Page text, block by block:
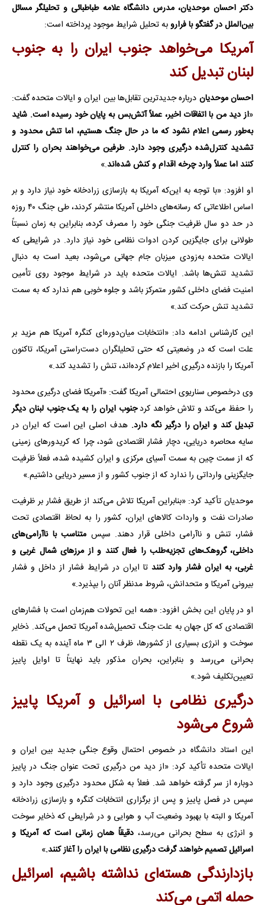
دکتر احسان موحدیان، مدرس دانشگاه علامه طباطبائی و تحلیلگر مسائل
بین‌الملل در گفتگو با فراروبه تحلیل شرایط موجود پرداخته است:
آمریکا می‌خواهد جنوب ایران را به جنوب
لبنان تبدیل کند
احسان موحدیان درباره جدیدترین تقابل‌ها بین ایران و ایالات متحده گفت:
«از دید من با اتفاقات اخیر، عملاً آتش‌بس به پایان خود رسیده است. شاید
به‌طور رسمی اعلام نشود که ما در حال جنگ هستیم، اما تنش محدود و
تشدید کنترل‌شده درگیری وجود دارد. طرفین می‌خواهند بحران را کنترل
کنند اما عملاً وارد چرخه اقدام و کنش شده‌اند.»
او افزود: «با توجه به این‌که آمریکا به بازسازی زرادخانه خود نیاز دارد و بر
اساس اطلاعاتی که رسانه‌های داخلی آمریکا منتشر کردند، طی جنگ ۴۰ روزه
در حد دو سال ظرفیت جنگی خود را مصرف کرده، بنابراین به زمان نسبتاً
طولانی برای جایگزین کردن ادوات نظامی خود نیاز دارد. در شرایطی که
ایالات متحده به‌زودی میزبان جام جهانی می‌شود، بعید است به دنبال
تشدید تنش‌ها باشد. ایالات متحده باید در شرایط موجود روی تأمین
امنیت فضای داخلی کشور متمرکز باشد و جلوه خوبی هم ندارد که به سمت
تشدید تنش حرکت کند.»
این کارشناس ادامه داد: «انتخابات میان‌دوره‌ای کنگره آمریکا هم مزید بر
علت است که در وضعیتی که حتی تحلیلگران دست‌راستی آمریکا، تاکنون
آمریکا را بازنده درگیری اخیر اعلام کرده‌اند، تنش را تشدید کند.»
وی درخصوص سناریوی احتمالی آمریکا گفت: «آمریکا فضای درگیری محدود
را حفظ می‌کند و تلاش خواهد کردجنوب ایران را به یک جنوب لبنان دیگر
تبدیل کند و ایران را درگیر نگه دارد. هدف اصلی این است که ایران در
سایه محاصره دریایی، دچار فشار اقتصادی شود، چرا که کریدورهای زمینی
که از سمت چین به سمت آسیای مرکزی و ایران کشیده شده، فعلاً ظرفیت
جایگزینی وارداتی را ندارد که از جنوب کشور و از مسیر دریایی داشتیم.»
موحدیان تأکید کرد: «بنابراین آمریکا تلاش می‌کند از طریق فشار بر ظرفیت
صادرات نفت و واردات کالاهای ایران، کشور را به لحاظ اقتصادی تحت
فشار، تنش و ناآرامی داخلی قرار دهند. سپس متناسب با ناآرامی‌های
داخلی، گروهک‌های تجزیه‌طلب را فعال کنند و از مرزهای شمال غربی و
غربی، به ایران فشار وارد کنندتا ایران در شرایط فشار از داخل و فشار
بیرونی آمریکا و متحدانش، شروط مدنظر آنان را بپذیرد.»
او در پایان این بخش افزود: «همه این تحولات هم‌زمان است با فشارهای
اقتصادی که کل جهان به علت جنگ تحمیل‌شده آمریکا تحمل می‌کند. ذخایر
سوخت و انرژی بسیاری از کشورها، ظرف ۲ الی ۳ ماه آینده به یک نقطه
بحرانی می‌رسد و بنابراین، بحران مذکور باید نهایتاً تا اوایل پاییز
تعیین‌تکلیف شود.»
درگیری نظامی با اسرائیل و آمریکا پاییز
شروع می‌شود
این استاد دانشگاه در خصوص احتمال وقوع جنگی جدید بین ایران و
ایالات متحده تأکید کرد: «از دید من درگیری تحت عنوان جنگ در پاییز
دوباره از سر گرفته خواهد شد. فعلاً به شکل محدود درگیری وجود دارد و
سپس در فصل پاییز و پس از برگزاری انتخابات کنگره و بازسازی زرادخانه
آمریکا و البته با بهبود وضعیت آب و هوایی و در شرایطی که ذخایر سوخت
و انرژی به سطح بحرانی می‌رسد، دقیقاً همان زمانی است که آمریکا و
اسرائیل تصمیم خواهند گرفت درگیری نظامی با ایران را آغاز کنند.»
بازدارندگی هسته‌ای نداشته باشیم، اسرائیل
حمله اتمی می‌کند